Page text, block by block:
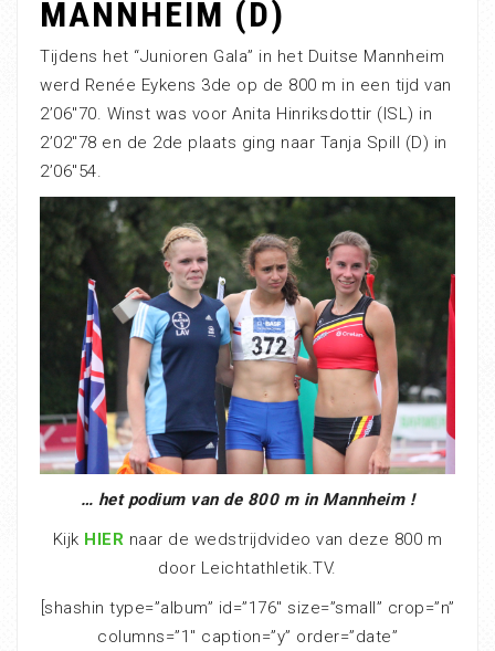
MANNHEIM (D)
Tijdens het “Junioren Gala” in het Duitse Mannheim
werd Renée Eykens 3de op de 800 m in een tijd van
2’06″70. Winst was voor Anita Hinriksdottir (ISL) in
2’02″78 en de 2de plaats ging naar Tanja Spill (D) in
2’06″54.
… het podium van de 800 m in Mannheim !
Kijk HIER naar de wedstrijdvideo van deze 800 m
door Leichtathletik.TV.
[shashin type=”album” id=”176″ size=”small” crop=”n”
columns=”1″ caption=”y” order=”date”